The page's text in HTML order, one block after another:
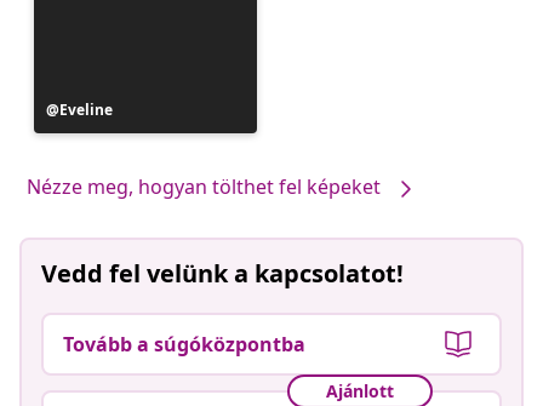
Bejegyzés
közzétevője
Eveline
Nézze meg, hogyan tölthet fel képeket
Vedd fel velünk a kapcsolatot!
Tovább a súgóközpontba
Ajánlott